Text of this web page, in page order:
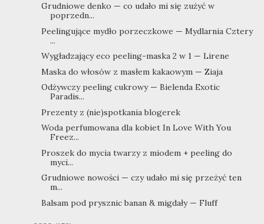
Grudniowe denko — co udało mi się zużyć w
poprzedn...
Peelingujące mydło porzeczkowe — Mydlarnia Cztery
...
Wygładzający eco peeling-maska 2 w 1 — Lirene
Maska do włosów z masłem kakaowym — Ziaja
Odżywczy peeling cukrowy — Bielenda Exotic
Paradis...
Prezenty z (nie)spotkania blogerek
Woda perfumowana dla kobiet In Love With You
Freez...
Proszek do mycia twarzy z miodem + peeling do
myci...
Grudniowe nowości — czy udało mi się przeżyć ten
m...
Balsam pod prysznic banan & migdały — Fluff